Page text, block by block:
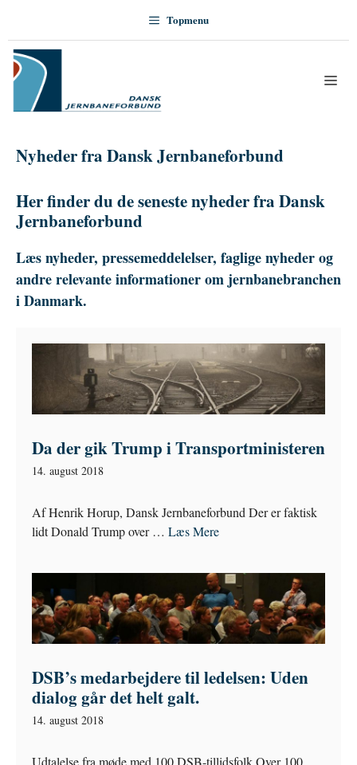
indhold
Topmenu
Nyheder fra Dansk Jernbaneforbund
Her finder du de seneste nyheder fra Dansk
Jernbaneforbund
Læs nyheder, pressemeddelelser, faglige nyheder og
andre relevante informationer om jernbanebranchen
i Danmark.
Da der gik Trump i Transportministeren
14. august 2018
Af Henrik Horup, Dansk Jernbaneforbund Der er faktisk
lidt Donald Trump over … Læs Mere
DSB’s medarbejdere til ledelsen: Uden
dialog går det helt galt.
14. august 2018
Udtalelse fra møde med 100 DSB-tillidsfolk Over 100